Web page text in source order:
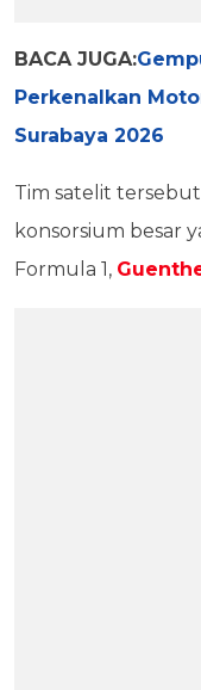
BACA JUGA:
Perkenalkan
Surabaya 2026
Tim satelit
konsorsium besar
Formula 1,